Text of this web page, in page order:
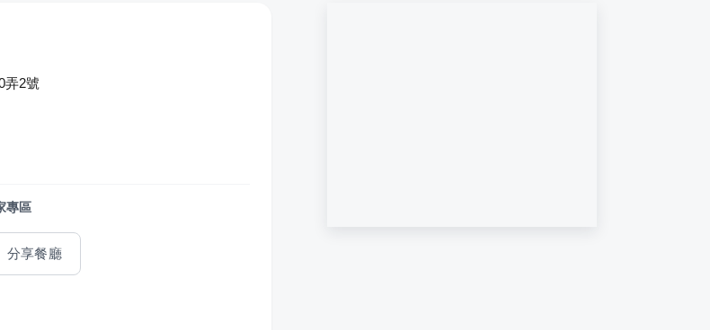
弄2號
專區
分享餐廳